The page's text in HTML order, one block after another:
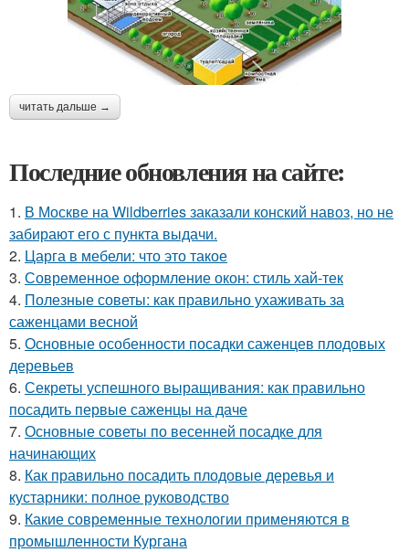
читать дальше →
Последние обновления на сайте:
1. В Москве на Wildberries заказали конский навоз, но не
забирают его с пункта выдачи.
2. Царга в мебели: что это такое
3. Современное оформление окон: стиль хай-тек
4. Полезные советы: как правильно ухаживать за
саженцами весной
5. Основные особенности посадки саженцев плодовых
деревьев
6. Секреты успешного выращивания: как правильно
посадить первые саженцы на даче
7. Основные советы по весенней посадке для
начинающих
8. Как правильно посадить плодовые деревья и
кустарники: полное руководство
9. Какие современные технологии применяются в
промышленности Кургана